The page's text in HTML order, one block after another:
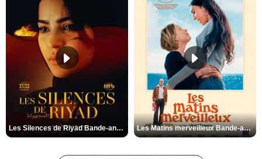
Les Silences de Riyad Bande-annonce VO STFR Les Matins merveilleux Bande-annonce VF